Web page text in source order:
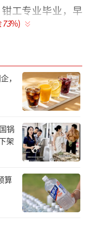
工专业毕业，早
年入局短视频，
通过拍摄一系列
红，“参哥认知
操盘课”，就是
否源于求教“参
的经历，和何以
介钳工出身，能
73%)
，
锅
架
算